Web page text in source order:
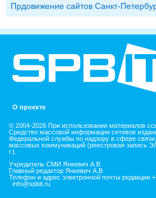
Прдовижение сайтов Санкт-
О проекте
© 2004-2026 При использовании материалов
Средство массовой информации сетевое
Федеральной службы по надзору в сфере
массовых коммуникаций (реестровая запись
г.).
Учредитель СМИ Янкевич А.В
Главный редактор Янкевич А.В
Телефон и адрес электронной почты редакции
info@spbit.ru